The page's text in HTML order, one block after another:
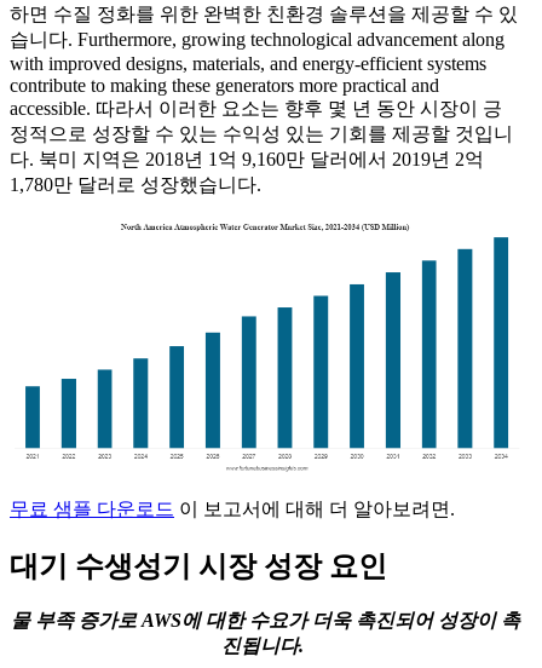
하면 수질 정화를 위한 완벽한 친환경 솔루션을 제공할 수 있
습니다. Furthermore, growing technological advancement along
with improved designs, materials, and energy-efficient systems
contribute to making these generators more practical and
accessible. 따라서 이러한 요소는 향후 몇 년 동안 시장이 긍
정적으로 성장할 수 있는 수익성 있는 기회를 제공할 것입니
다. 북미 지역은 2018년 1억 9,160만 달러에서 2019년 2억
1,780만 달러로 성장했습니다.
무료 샘플 다운로드 이 보고서에 대해 더 알아보려면.
대기 수생성기 시장 성장 요인
물 부족 증가로 AWS에 대한 수요가 더욱 촉진되어 성장이 촉
진됩니다.